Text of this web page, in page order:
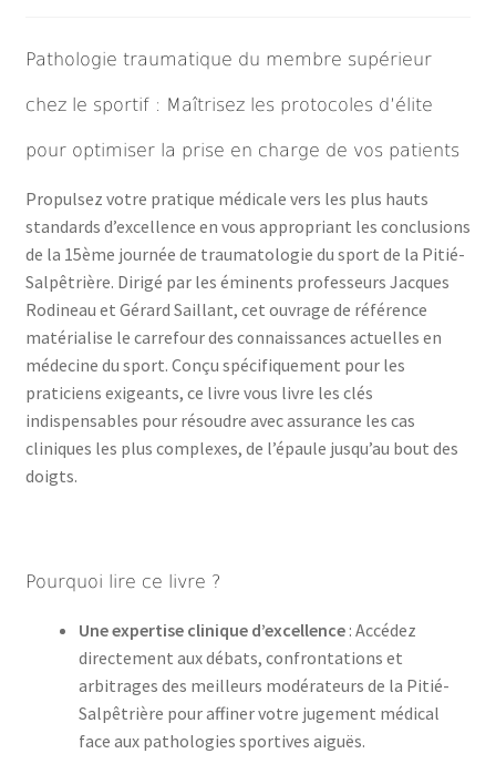
Pathologie traumatique du membre supérieur
chez le sportif : Maîtrisez les protocoles d’élite
pour optimiser la prise en charge de vos patients
Propulsez votre pratique médicale vers les plus hauts
standards d’excellence en vous appropriant les conclusions
de la 15ème journée de traumatologie du sport de la Pitié-
Salpêtrière. Dirigé par les éminents professeurs Jacques
Rodineau et Gérard Saillant, cet ouvrage de référence
matérialise le carrefour des connaissances actuelles en
médecine du sport. Conçu spécifiquement pour les
praticiens exigeants, ce livre vous livre les clés
indispensables pour résoudre avec assurance les cas
cliniques les plus complexes, de l’épaule jusqu’au bout des
doigts.
Pourquoi lire ce livre ?
Une expertise clinique d’excellence: Accédez
directement aux débats, confrontations et
arbitrages des meilleurs modérateurs de la Pitié-
Salpêtrière pour affiner votre jugement médical
face aux pathologies sportives aiguës.